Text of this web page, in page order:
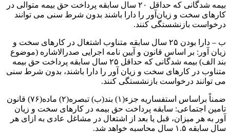
بیمه شدگانی که حداقل ۲۰ سال سابقه پرداخت حق بیمه متوالی در
کارهای سخت و زیان‌آور را دارا باشند بدون شرط سنی می توانند
درخواست بازنشستگی کنند.
ب – دارا بودن ۲۵ سال سابقه متناوب اشتغال در کارهای سخت و
زیان آور: بر اساس قانون و آیین نامه اجرایی صدرالاشاره (موضوع
بند الف) بیمه شدگانی که حداقل ۲۵ سال سابقه پرداخت حق بیمه
متناوب در کارهای سخت و زیان آور را دارا باشند، بدون شرط سنی
می توانند درخواست بازنشستگی کنند.
ضمناً براساس استفساریه جزء(۱) بند(ب) تبصره(۲) ماده(۷۶) قانون
تامین اجتماعی: سابقه پرداخت حق بیمه در کارهای سخت و زیان
آور به هر میزان، قبل یا بعد از اشتغال در مشاغل عادی به ازای هر
سال سابقه ۱.۵ سال محاسبه خواهد شد.